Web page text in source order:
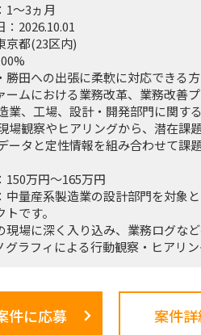
1～3ヵ月
2026.10.01
京都(23区内)
勝田への出張に柔軟に対応できる
ームにおける業務改革、業務改善
業、工場、設計・開発部門に関す
場観察やヒアリングから、潜在課
ータと定性情報を組み合わせて課
150万円～165万円
中量産系製造業の設計部門を対象
です。
現場に深く入り込み、業務ログな
グラフィによる行動観察・ヒアリ
題を分析・構造化したうえで、改
ロードマップを策定し、クライアン
件に応募 案件